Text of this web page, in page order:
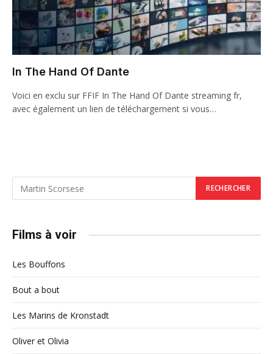
In The Hand Of Dante
Voici en exclu sur FFIF In The Hand Of Dante streaming fr,
avec également un lien de téléchargement si vous…
Films à voir
Les Bouffons
Bout a bout
Les Marins de Kronstadt
Oliver et Olivia